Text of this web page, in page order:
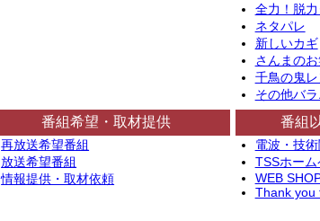
全力！脱
ネタパレ
新しいカギ
さんまの
千鳥の鬼
その他バラ
番組希望・取材提供
再放送希望番組
放送希望番組
情報提供・取材依頼
番組
電波・技
TSSホーム
WEB
Thank you